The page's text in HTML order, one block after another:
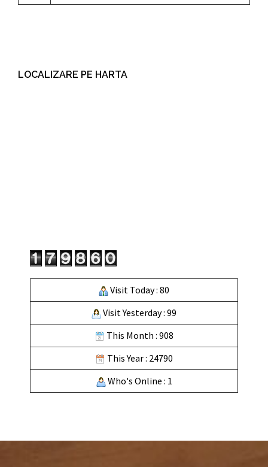
LOCALIZARE PE HARTA
Visit Today : 80
Visit Yesterday : 99
This Month : 908
This Year : 24790
Who's Online : 1